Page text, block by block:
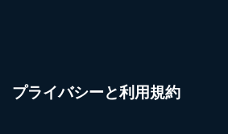
プライバシーと利用規約